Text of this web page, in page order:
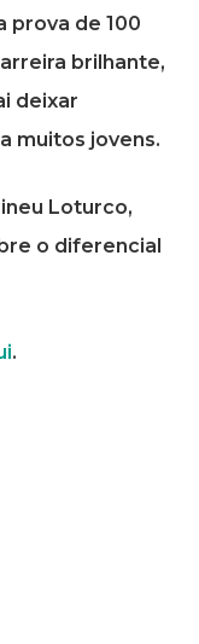
prova de 100
brilhante,
deixar
muitos jovens.
Loturco,
o diferencial
.